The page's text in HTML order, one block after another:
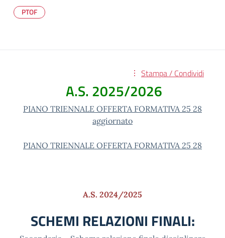
PTOF
Stampa / Condividi
A.S. 2025/2026
PIANO TRIENNALE OFFERTA FORMATIVA 25 28
aggiornato
PIANO TRIENNALE OFFERTA FORMATIVA 25 28
A.S. 2024/2025
SCHEMI RELAZIONI FINALI: